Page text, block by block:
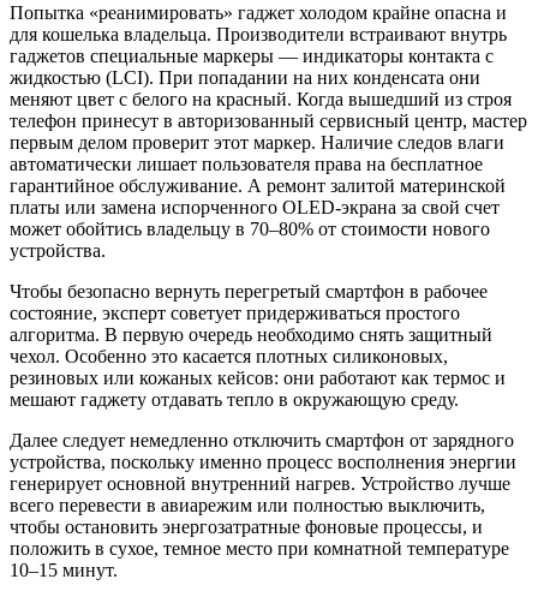
Попытка «реанимировать» гаджет холодом крайне опасна и
для кошелька владельца. Производители встраивают внутрь
гаджетов специальные маркеры — индикаторы контакта с
жидкостью (LCI). При попадании на них конденсата они
меняют цвет с белого на красный. Когда вышедший из строя
телефон принесут в авторизованный сервисный центр, мастер
первым делом проверит этот маркер. Наличие следов влаги
автоматически лишает пользователя права на бесплатное
гарантийное обслуживание. А ремонт залитой материнской
платы или замена испорченного OLED-экрана за свой счет
может обойтись владельцу в 70–80% от стоимости нового
устройства.
Чтобы безопасно вернуть перегретый смартфон в рабочее
состояние, эксперт советует придерживаться простого
алгоритма. В первую очередь необходимо снять защитный
чехол. Особенно это касается плотных силиконовых,
резиновых или кожаных кейсов: они работают как термос и
мешают гаджету отдавать тепло в окружающую среду.
Далее следует немедленно отключить смартфон от зарядного
устройства, поскольку именно процесс восполнения энергии
генерирует основной внутренний нагрев. Устройство лучше
всего перевести в авиарежим или полностью выключить,
чтобы остановить энергозатратные фоновые процессы, и
положить в сухое, темное место при комнатной температуре
10–15 минут.